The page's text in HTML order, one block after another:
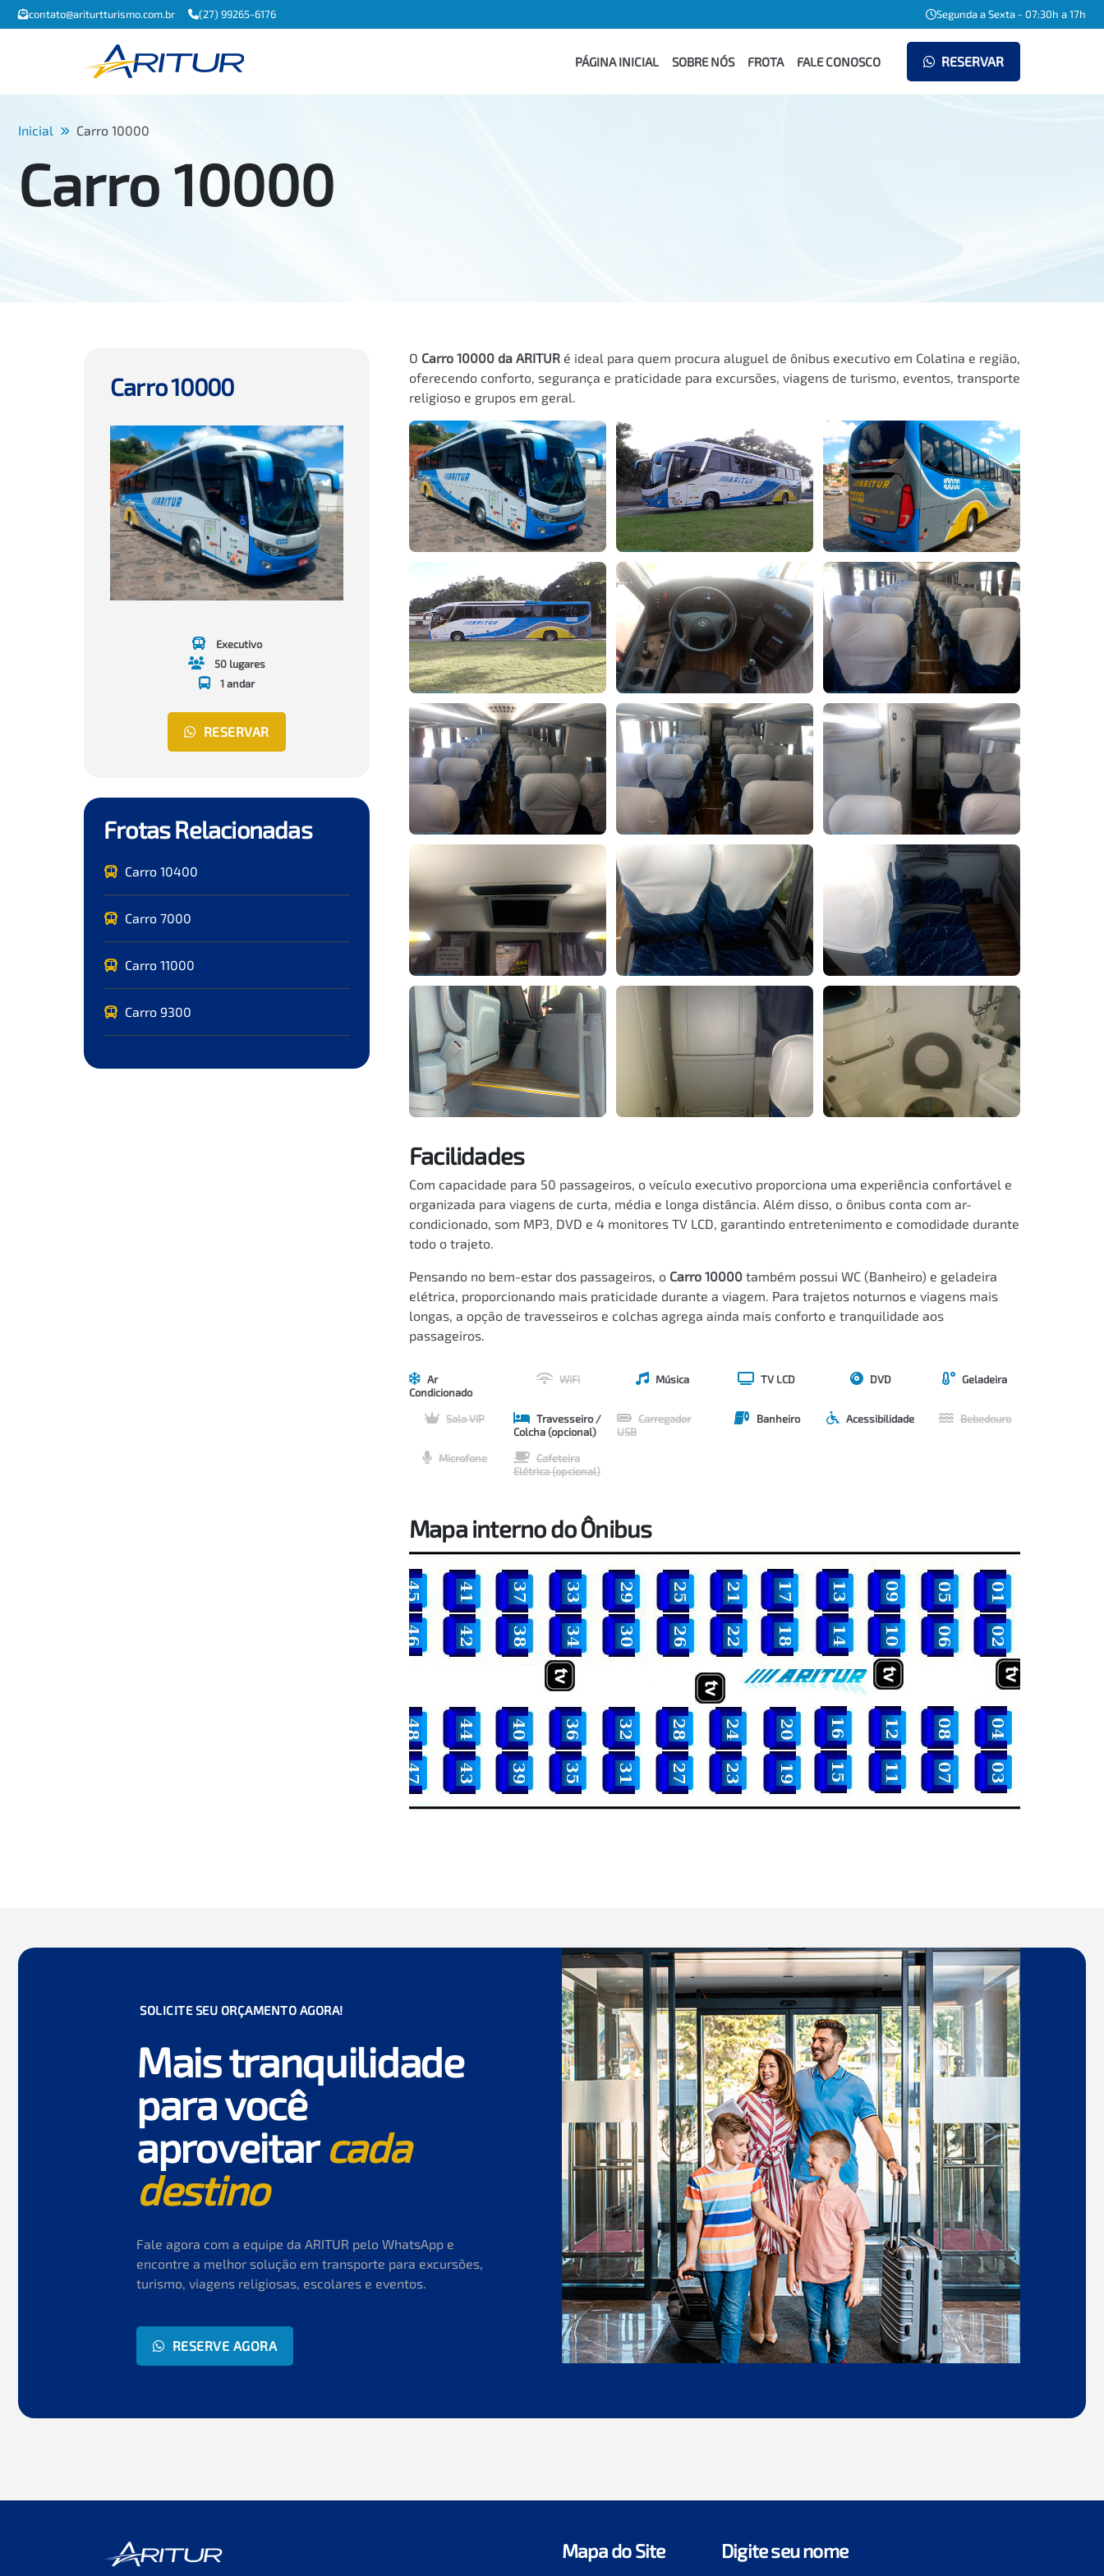
contato@ariturtturismo.com.br (27) 99265-6176 Segunda a Sexta - 07:30h a 17h
PÁGINA INICIAL SOBRE NÓS FROTA FALE CONOSCO RESERVAR
Inicial Carro 10000
Carro 10000
Carro 10000
Executivo
50 lugares
1 andar
RESERVAR
Frotas Relacionadas
Carro 10400
Carro 7000
Carro 11000
Carro 9300
O Carro 10000 da ARITUR é ideal para quem procura aluguel de ônibus executivo em Colatina e região,
oferecendo conforto, segurança e praticidade para excursões, viagens de turismo, eventos, transporte
religioso e grupos em geral.
Facilidades
Com capacidade para 50 passageiros, o veículo executivo proporciona uma experiência confortável e
organizada para viagens de curta, média e longa distância. Além disso, o ônibus conta com ar-
condicionado, som MP3, DVD e 4 monitores TV LCD, garantindo entretenimento e comodidade durante
todo o trajeto.
Pensando no bem-estar dos passageiros, o Carro 10000 também possui WC (Banheiro) e geladeira
elétrica, proporcionando mais praticidade durante a viagem. Para trajetos noturnos e viagens mais
longas, a opção de travesseiros e colchas agrega ainda mais conforto e tranquilidade aos
passageiros.
Ar
Condicionado
WiFi Música TV LCD DVD Geladeira
Sala VIP
Travesseiro /
Colcha (opcional)
Carregador
USB
Banheiro Acessibilidade Bebedouro
Microfone
Cafeteira
Elétrica (opcional)
Mapa interno do Ônibus
SOLICITE SEU ORÇAMENTO AGORA!
Mais tranquilidade
para você
aproveitarcada
destino
Fale agora com a equipe da ARITUR pelo WhatsApp e
encontre a melhor solução em transporte para excursões,
turismo, viagens religiosas, escolares e eventos.
RESERVE AGORA
Mapa do Site Digite seu nome